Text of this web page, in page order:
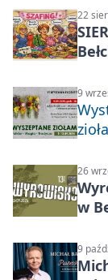
22
9
26
w
9